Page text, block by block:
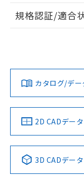
端子配置
ダウンロードデータ
みください。
ソフトウェアの使用条
K3HB-XAD-L1AC2
この
規格認証/適合
LR型式承認
（イギリス
船舶規格）
No
カタログ/デ
2D CADデータ
3D CADデータ